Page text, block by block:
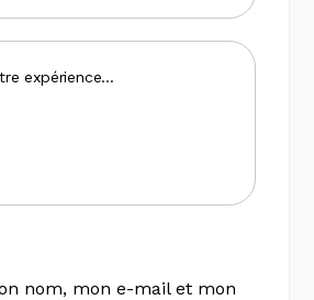
nom, mon e-mail et mon